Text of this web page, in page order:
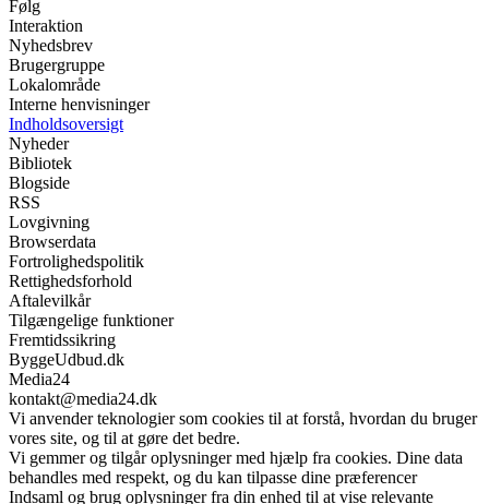
Følg
Interaktion
Nyhedsbrev
Brugergruppe
Lokalområde
Interne henvisninger
Indholdsoversigt
Nyheder
Bibliotek
Blogside
RSS
Lovgivning
Browserdata
Fortrolighedspolitik
Rettighedsforhold
Aftalevilkår
Tilgængelige funktioner
Fremtidssikring
ByggeUdbud.dk
Media24
kontakt@media24.dk
Vi anvender teknologier som cookies til at forstå, hvordan du bruger
vores site, og til at gøre det bedre.
Vi gemmer og tilgår oplysninger med hjælp fra cookies. Dine data
behandles med respekt, og du kan tilpasse dine præferencer
Indsaml og brug oplysninger fra din enhed til at vise relevante